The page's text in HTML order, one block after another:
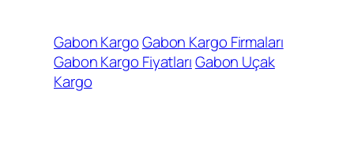
Gabon KargoGabon Kargo Firmaları
Gabon Kargo FiyatlarıGabon Uçak
Kargo